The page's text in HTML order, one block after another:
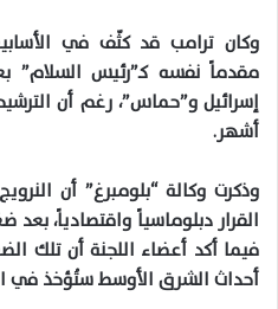
وكان ترامب قد كثّف في
مقدماً نفسه كـ”رئيس السلام”
إسرائيل و”حماس”، رغم أن
أشهر.
وذكرت وكالة “بلومبرغ” أن
القرار دبلوماسياً واقتصادياً،
فيما أكد أعضاء اللجنة أن تلك
أحداث الشرق الأوسط ستُؤخذ في